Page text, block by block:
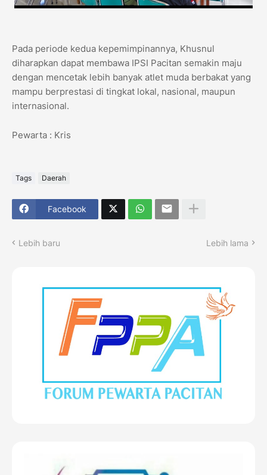
Pada periode kedua kepemimpinannya, Khusnul
diharapkan dapat membawa IPSI Pacitan semakin maju
dengan mencetak lebih banyak atlet muda berbakat yang
mampu berprestasi di tingkat lokal, nasional, maupun
internasional.
Pewarta : Kris
Tags Daerah
Facebook
Lebih baru Lebih lama